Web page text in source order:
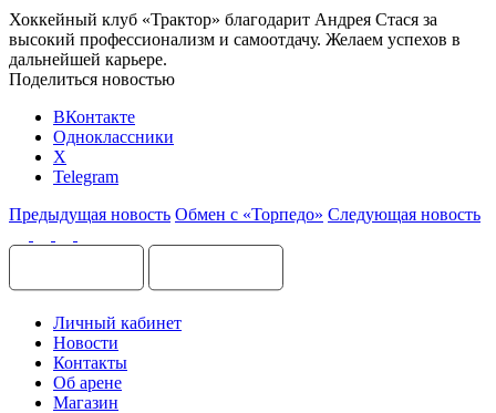
Хоккейный клуб «Трактор» благодарит Андрея Стася за
высокий профессионализм и самоотдачу. Желаем успехов в
дальнейшей карьере.
Поделиться новостью
ВКонтакте
Одноклассники
X
Telegram
Предыдущая новость Обмен с «Торпедо» Следующая новость
Личный кабинет
Новости
Контакты
Об арене
Магазин